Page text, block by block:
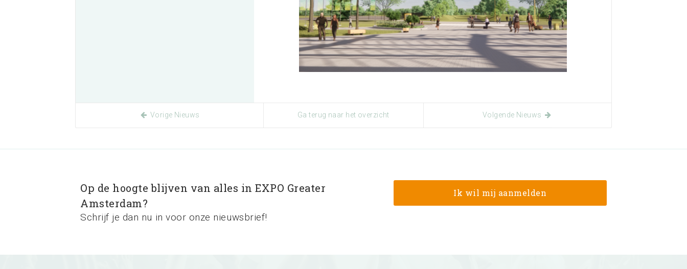
Vorige Nieuws Ga terug naar het overzicht Volgende Nieuws
Op de hoogte blijven van alles in EXPO Greater
Amsterdam?
Schrijf je dan nu in voor onze nieuwsbrief!